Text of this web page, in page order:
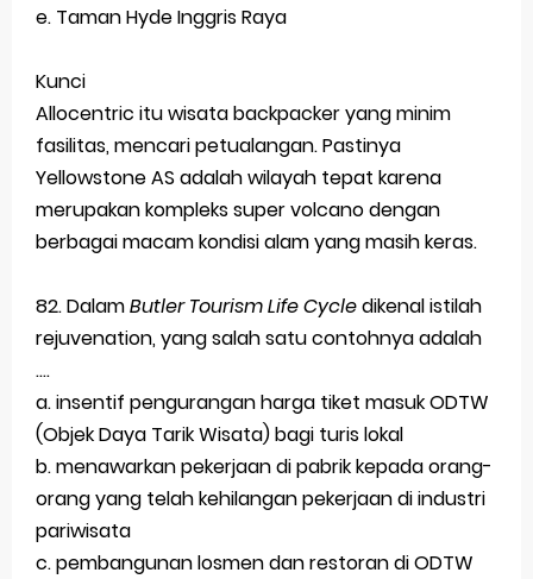
STOP Belajar Geografi Pakai Cara Lama! 😤 TKA 2025 Beda Level. Kuasai 150 Bank Soal HOTS Sekarang!
Ebook Prediksi 150 Soal TKA Geografi 2025 + Kunci Jawaban
3 Jurus Sakti Menaklukkan Soal TKA Geografi [Wajib Baca]
Menjadi Pengajar Jaman Sekarang Makin Berat
Saturday, 8 August
e. Taman Hyde Inggris Raya
Kunci
Allocentric itu wisata backpacker yang minim
fasilitas, mencari petualangan. Pastinya
Yellowstone AS adalah wilayah tepat karena
merupakan kompleks super volcano dengan
berbagai macam kondisi alam yang masih keras.
82. DalamButler Tourism Life Cycledikenal istilah
rejuvenation, yang salah satu contohnya adalah
....
a. insentif pengurangan harga tiket masuk ODTW
(Objek Daya Tarik Wisata) bagi turis lokal
b. menawarkan pekerjaan di pabrik kepada orang-
orang yang telah kehilangan pekerjaan di industri
pariwisata
c. pembangunan losmen dan restoran di ODTW